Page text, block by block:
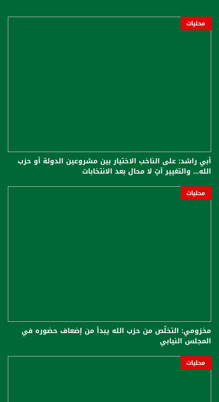
محليات
أبي راشد: على الناخب الاختيار بين مشروعين الدولة أو حزب
الله... والتغيير آتٍ لا محال بعد الانتخابات
محليات
مخزومي: التخلّص من حزب الله يبدأ من إضعاف حضوره في
المجلس النيابي
محليات